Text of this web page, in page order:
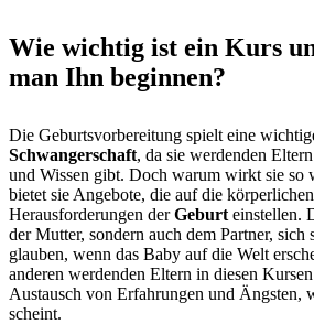
Wie wichtig ist ein Kurs
man Ihn beginnen?
Die Geburtsvorbereitung spielt eine
Schwangerschaft, da sie werdenden
und Wissen gibt. Doch warum wirkt sie so
bietet sie Angebote, die auf die
Herausforderungen derGeburt einstellen.
der Mutter, sondern auch dem Partner, sich
glauben, wenn das Baby auf die Welt
anderen werdenden Eltern in diesen
Austausch von Erfahrungen und Ängsten,
scheint.